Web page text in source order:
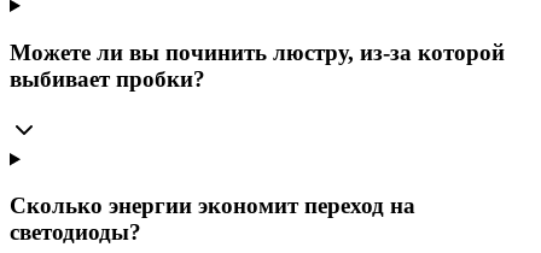
Можете ли вы починить люстру, из-за которой
выбивает пробки?
Сколько энергии экономит переход на
светодиоды?